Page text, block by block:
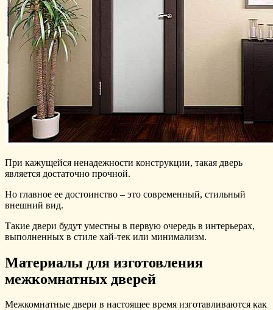
При кажущейся ненадежности конструкции, такая дверь
является достаточно прочной.
Но главное ее достоинство – это современный, стильный
внешний вид.
Такие двери будут уместны в первую очередь в интерьерах,
выполненных в стиле хай-тек или минимализм.
Материалы для изготовления
межкомнатных дверей
Межкомнатные двери в настоящее время изготавливаются как